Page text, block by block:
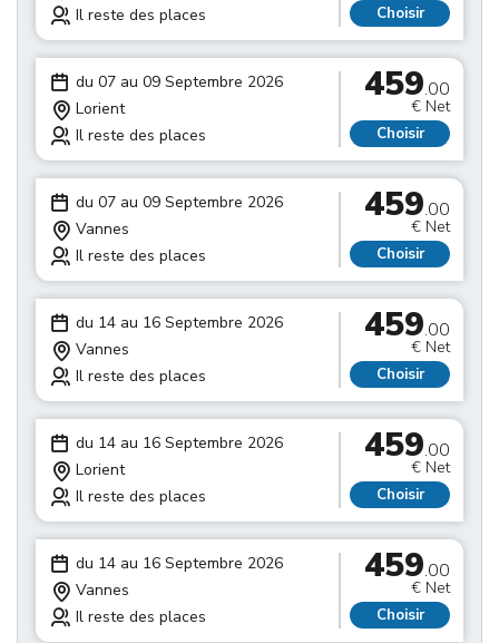
Il reste des places
Choisir
du 07 au 09 Septembre 2026
Lorient
Il reste des places
459.00
€ Net
Choisir
du 07 au 09 Septembre 2026
Vannes
Il reste des places
459.00
€ Net
Choisir
du 14 au 16 Septembre 2026
Vannes
Il reste des places
459.00
€ Net
Choisir
du 14 au 16 Septembre 2026
Lorient
Il reste des places
459.00
€ Net
Choisir
du 14 au 16 Septembre 2026
Vannes
Il reste des places
459.00
€ Net
Choisir